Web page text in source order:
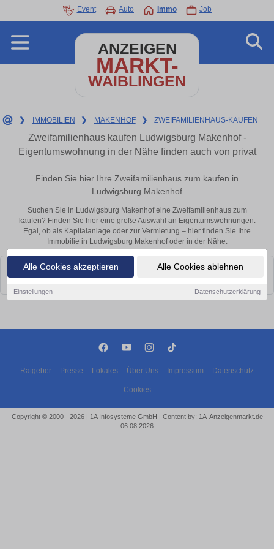
Alle Cookies akzeptieren Alle Cookies ablehnen
Einstellungen Datenschutzerklärung
Event Auto Immo Job
ANZEIGEN
MARKT-
WAIBLINGEN
❯ IMMOBILIEN ❯ MAKENHOF ❯ ZWEIFAMILIENHAUS-KAUFEN
Zweifamilienhaus kaufen Ludwigsburg Makenhof -
Eigentumswohnung in der Nähe finden auch von privat
Finden Sie hier Ihre Zweifamilienhaus zum kaufen in
Ludwigsburg Makenhof
Suchen Sie in Ludwigsburg Makenhof eine Zweifamilienhaus zum
kaufen? Finden Sie hier eine große Auswahl an Eigentumswohnungen.
Egal, ob als Kapitalanlage oder zur Vermietung – hier finden Sie Ihre
Immobilie in Ludwigsburg Makenhof oder in der Nähe.
Leider konnten wir derzeit keine passenden Objekte finden. Schauen Sie
bald wieder vorbei!
Ratgeber Presse Lokales Über Uns Impressum Datenschutz
Cookies
Copyright © 2000 - 2026 | 1A Infosysteme GmbH | Content by: 1A-Anzeigenmarkt.de
06.08.2026